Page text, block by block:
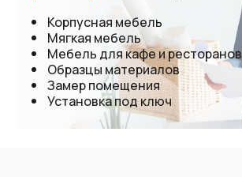
Корпусная мебель
Мягкая мебель
Мебель для кафе и ресторанов
Образцы материалов
Замер помещения
Установка под ключ